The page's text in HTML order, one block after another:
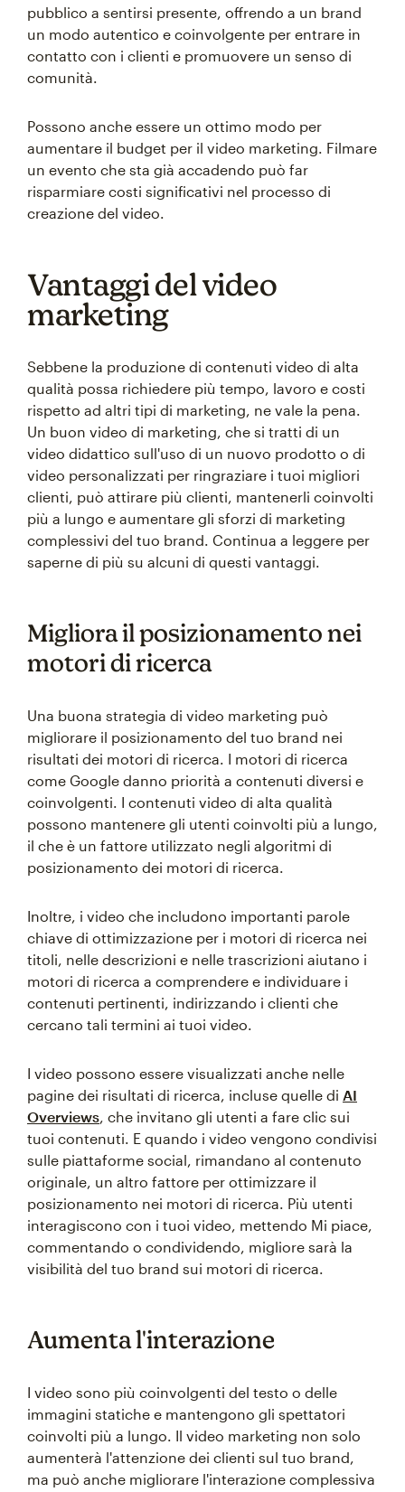
pubblico a sentirsi presente, offrendo a un brand
un modo autentico e coinvolgente per entrare in
contatto con i clienti e promuovere un senso di
comunità.
Possono anche essere un ottimo modo per
aumentare il budget per il video marketing. Filmare
un evento che sta già accadendo può far
risparmiare costi significativi nel processo di
creazione del video.
Vantaggi del video
marketing
Sebbene la produzione di contenuti video di alta
qualità possa richiedere più tempo, lavoro e costi
rispetto ad altri tipi di marketing, ne vale la pena.
Un buon video di marketing, che si tratti di un
video didattico sull'uso di un nuovo prodotto o di
video personalizzati per ringraziare i tuoi migliori
clienti, può attirare più clienti, mantenerli coinvolti
più a lungo e aumentare gli sforzi di marketing
complessivi del tuo brand. Continua a leggere per
saperne di più su alcuni di questi vantaggi.
Migliora il posizionamento nei
motori di ricerca
Una buona strategia di video marketing può
migliorare il posizionamento del tuo brand nei
risultati dei motori di ricerca. I motori di ricerca
come Google danno priorità a contenuti diversi e
coinvolgenti. I contenuti video di alta qualità
possono mantenere gli utenti coinvolti più a lungo,
il che è un fattore utilizzato negli algoritmi di
posizionamento dei motori di ricerca.
Inoltre, i video che includono importanti parole
chiave di ottimizzazione per i motori di ricerca nei
titoli, nelle descrizioni e nelle trascrizioni aiutano i
motori di ricerca a comprendere e individuare i
contenuti pertinenti, indirizzando i clienti che
cercano tali termini ai tuoi video.
I video possono essere visualizzati anche nelle
pagine dei risultati di ricerca, incluse quelle di AI
Overviews, che invitano gli utenti a fare clic sui
tuoi contenuti. E quando i video vengono condivisi
sulle piattaforme social, rimandano al contenuto
originale, un altro fattore per ottimizzare il
posizionamento nei motori di ricerca. Più utenti
interagiscono con i tuoi video, mettendo Mi piace,
commentando o condividendo, migliore sarà la
visibilità del tuo brand sui motori di ricerca.
Aumenta l'interazione
I video sono più coinvolgenti del testo o delle
immagini statiche e mantengono gli spettatori
coinvolti più a lungo. Il video marketing non solo
aumenterà l'attenzione dei clienti sul tuo brand,
ma può anche migliorare l'interazione complessiva